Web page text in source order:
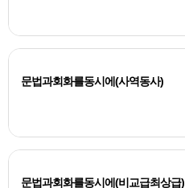
문법과회화를동시에(사역동사)
문법과회화를동시에(비교급최상급)